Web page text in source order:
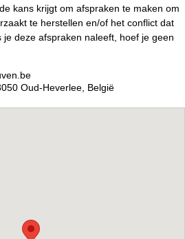
kans krijgt om afspraken te maken om
te herstellen en/of het conflict dat
je deze afspraken naleeft, hoef je geen
Oud-Heverlee, België